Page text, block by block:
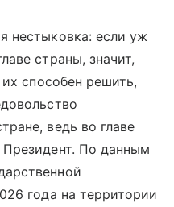
нестыковка: если уж
страны, значит,
способен решить,
ведь во главе
Президент. По данным
года на территории